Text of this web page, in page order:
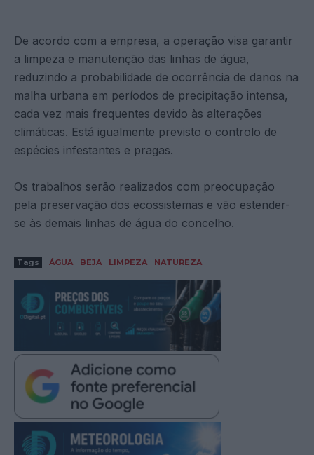
De acordo com a empresa, a operação visa garantir
a limpeza e manutenção das linhas de água,
reduzindo a probabilidade de ocorrência de danos na
malha urbana em períodos de precipitação intensa,
cada vez mais frequentes devido às alterações
climáticas. Está igualmente previsto o controlo de
espécies infestantes e pragas.
Os trabalhos serão realizados com preocupação
pela preservação dos ecossistemas e vão estender-
se às demais linhas de água do concelho.
Tags ÁGUA BEJA LIMPEZA NATUREZA